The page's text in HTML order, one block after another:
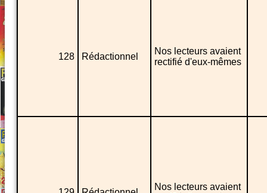
128 Rédactionnel
Nos lecteurs avaient
rectifié d'eux-mêmes
Nos lecteurs avaient